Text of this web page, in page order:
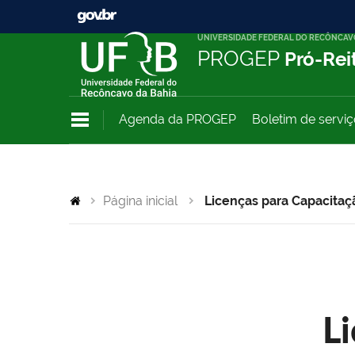
UNIVERSIDADE FEDERAL DO
PROGEP Pró-
Agenda da PROGEP Boletim de
Página inicial Licenças para